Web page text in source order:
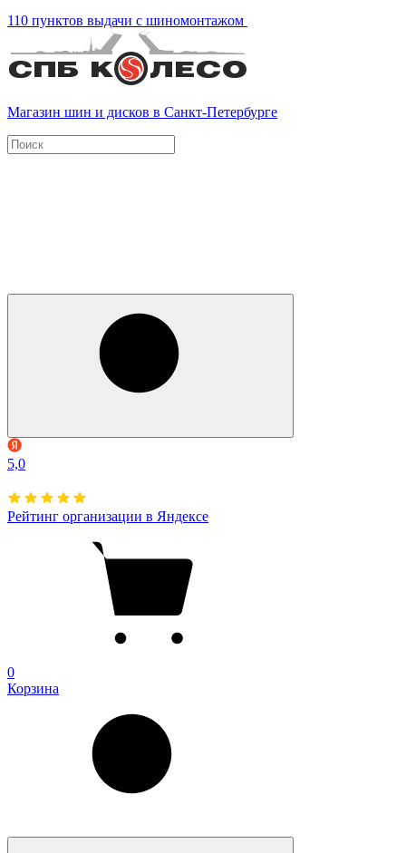
110 пунктов выдачи с шиномонтажом
Магазин шин и дисков в Санкт-Петербурге
5,0
Рейтинг организации в Яндексе
0
Корзина